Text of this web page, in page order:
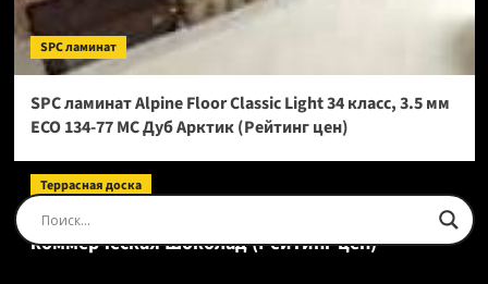
SPC ламинат
SPC ламинат Alpine Floor Classic Light 34 класс, 3.5 мм
ECO 134-77 МС Дуб Арктик (Рейтинг цен)
Террасная доска
Доска террасная Ecodecking Tehno Полнотелая
коммерческая Шоколад (Рейтинг цен)